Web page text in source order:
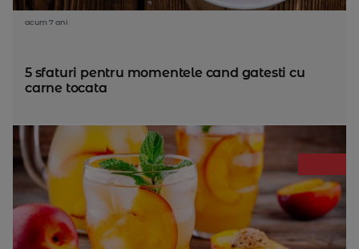
acum 7 ani
5 sfaturi pentru momentele cand gatesti cu
carne tocata